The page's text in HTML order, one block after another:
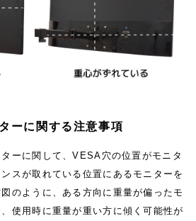
ーに関する注意事項
ーに関して、VESA穴の位置がモニタ
スが取れている位置にあるモニターを
のように、ある方向に重量が偏ったモ
使用時に重量が重い方に傾く可能性が